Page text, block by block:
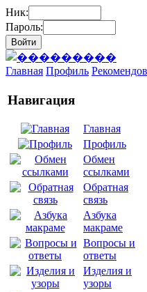
Ник:
Пароль:
Главная Профиль
Навигация
Главная
Профиль
Обмен
ссылками
Обратная
связь
Азбука
макраме
Вопросы и
ответы
Изделия и
узоры